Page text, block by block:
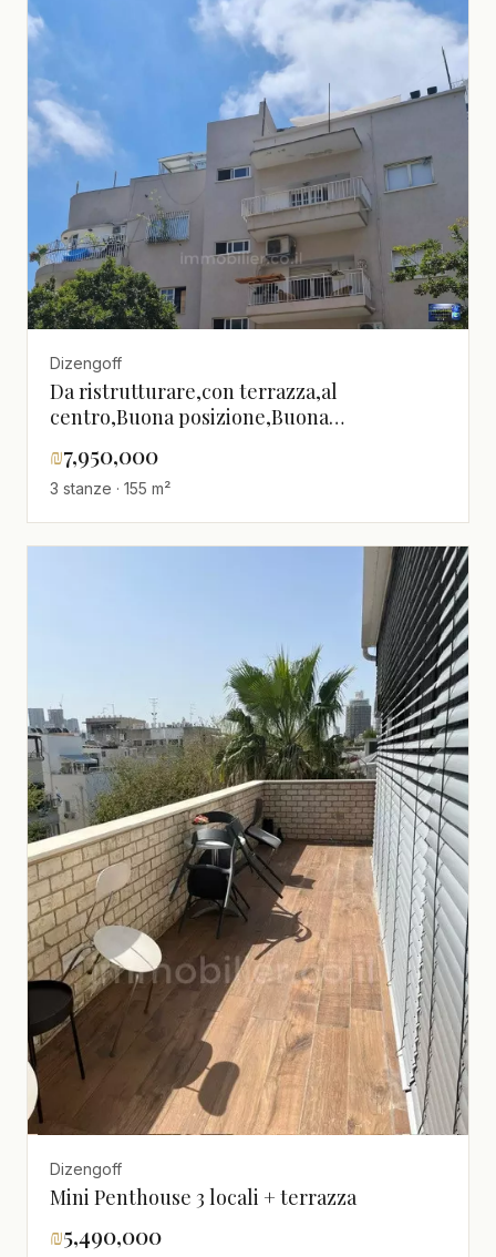
Dizengoff
Da ristrutturare,con terrazza,al
centro,Buona posizione,Buona
costruire,Da non
perdere,grazioso,luminoso,spazioso,Bellissimo
appartamento,Buon affare,Buone
indicazioni,Progetto di qualità
₪7,950,000
3 stanze · 155 m²
Dizengoff
Mini Penthouse 3 locali + terrazza
₪5,490,000